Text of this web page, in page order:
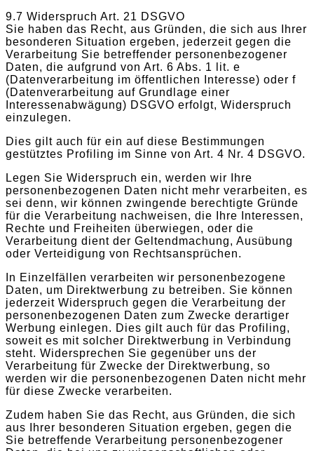
9.7 Widerspruch Art. 21 DSGVO
Sie haben das Recht, aus Gründen, die sich aus Ihrer
besonderen Situation ergeben, jederzeit gegen die
Verarbeitung Sie betreffender personenbezogener
Daten, die aufgrund von Art. 6 Abs. 1 lit. e
(Datenverarbeitung im öffentlichen Interesse) oder f
(Datenverarbeitung auf Grundlage einer
Interessenabwägung) DSGVO erfolgt, Widerspruch
einzulegen.
Dies gilt auch für ein auf diese Bestimmungen
gestütztes Profiling im Sinne von Art. 4 Nr. 4 DSGVO.
Legen Sie Widerspruch ein, werden wir Ihre
personenbezogenen Daten nicht mehr verarbeiten, es
sei denn, wir können zwingende berechtigte Gründe
für die Verarbeitung nachweisen, die Ihre Interessen,
Rechte und Freiheiten überwiegen, oder die
Verarbeitung dient der Geltendmachung, Ausübung
oder Verteidigung von Rechtsansprüchen.
In Einzelfällen verarbeiten wir personenbezogene
Daten, um Direktwerbung zu betreiben. Sie können
jederzeit Widerspruch gegen die Verarbeitung der
personenbezogenen Daten zum Zwecke derartiger
Werbung einlegen. Dies gilt auch für das Profiling,
soweit es mit solcher Direktwerbung in Verbindung
steht. Widersprechen Sie gegenüber uns der
Verarbeitung für Zwecke der Direktwerbung, so
werden wir die personenbezogenen Daten nicht mehr
für diese Zwecke verarbeiten.
Zudem haben Sie das Recht, aus Gründen, die sich
aus Ihrer besonderen Situation ergeben, gegen die
Sie betreffende Verarbeitung personenbezogener